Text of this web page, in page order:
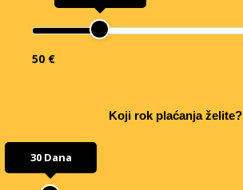
50 €
Koji rok plaćanja želite?
30 Dana